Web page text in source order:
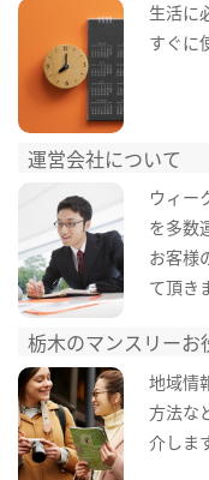
生活に
すぐに
運営会社について
ウィー
を多数
お客様
て頂き
栃木のマンスリーお
地域情
方法な
介しま